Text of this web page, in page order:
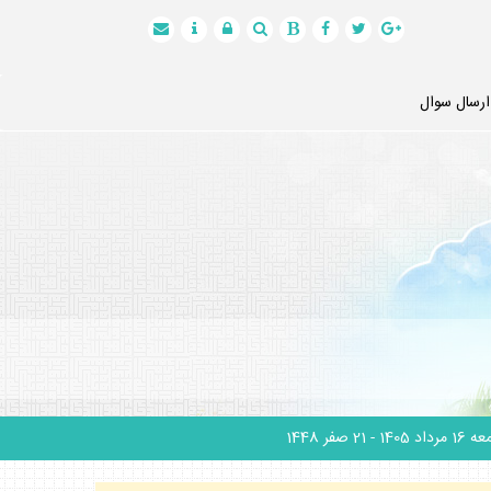
ارسال سوال
1405 - 21 صفر 1448